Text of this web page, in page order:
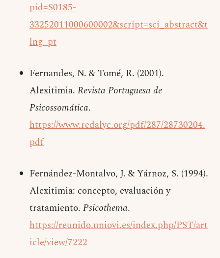
pid=S0185-
33252011000600002&script=sci_abstract&t
lng=pt
Fernandes, N. & Tomé, R. (2001).
Alexitimia. Revista Portuguesa de
Psicossomática.
https://www.redalyc.org/pdf/287/28730204.
pdf
Fernández-Montalvo, J. & Yárnoz, S. (1994).
Alexitimia: concepto, evaluación y
tratamiento. Psicothema.
https://reunido.uniovi.es/index.php/PST/art
icle/view/7222